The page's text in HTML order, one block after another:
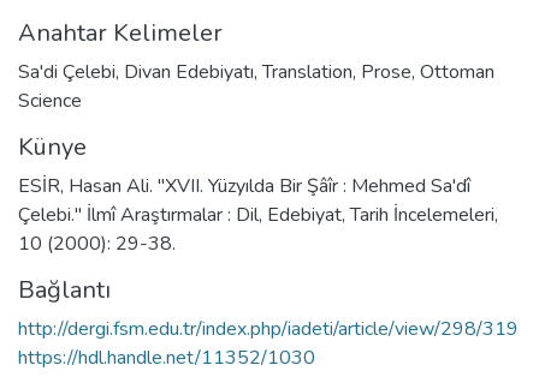
Anahtar Kelimeler
Sa'di Çelebi, Divan Edebiyatı,Translation, Prose, Ottoman
Science
Künye
ESİR, Hasan Ali. "XVII. Yüzyılda Bir Şâîr : Mehmed Sa'dî
Çelebi." İlmî Araştırmalar : Dil, Edebiyat, Tarih İncelemeleri,
10 (2000): 29-38.
Bağlantı
http://dergi.fsm.edu.tr/index.php/iadeti/article/view/298/319
https://hdl.handle.net/11352/1030